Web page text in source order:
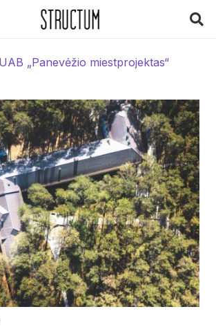
UAB „Panevėžio miestprojektas“